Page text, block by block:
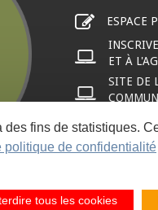
ESPACE
ET À
SITE DE
fins de statistiques.
politique de confidentialité
tous les cookies